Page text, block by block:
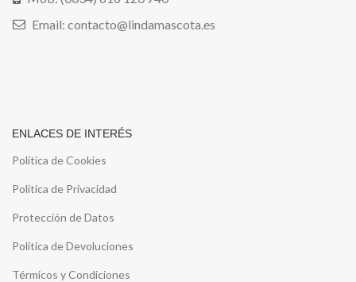
Email: contacto@lindamascota.es
ENLACES DE INTERÉS
Política de Cookies
Política de Privacidad
Protección de Datos
Política de Devoluciones
Térmicos y Condiciones